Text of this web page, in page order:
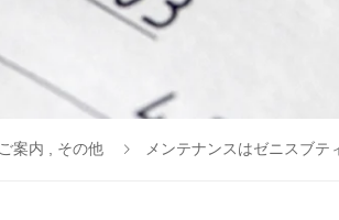
ご案内 その他 メンテナンスはゼニスブテ